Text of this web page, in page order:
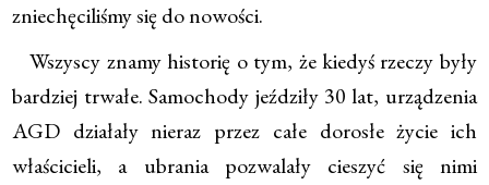
zniechęciliśmy się do nowości.
Wszyscy znamy historię o tym, że kiedyś rzeczy były
bardziej trwałe. Samochody jeździły 30 lat, urządzenia
AGD działały nieraz przez całe dorosłe życie ich
właścicieli, a ubrania pozwalały cieszyć się nimi